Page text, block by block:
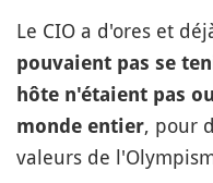
Le CIO a d'ores et
pouvaient pas se
hôte n'étaient pas
monde entier, pour
valeurs de